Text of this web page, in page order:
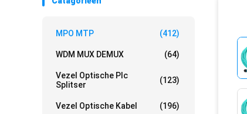
MPO MTP (412)
WDM MUX DEMUX (64)
Vezel Optische Plc
Splitser
(123)
Vezel Optische Kabel (196)